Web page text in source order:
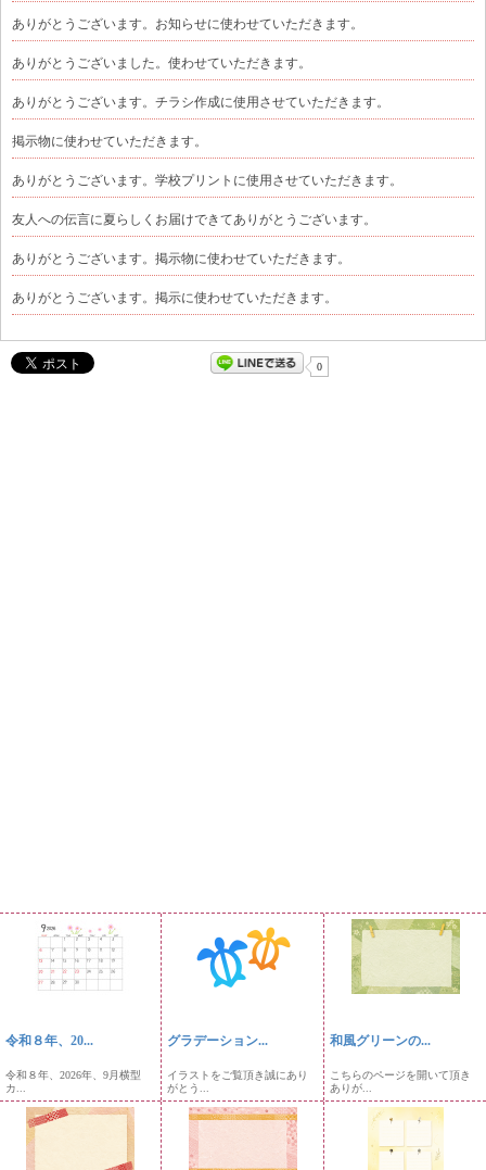
ありがとうございます。お知らせに使わせていただきます。
ありがとうございました。使わせていただきます。
ありがとうございます。チラシ作成に使用させていただきます。
掲示物に使わせていただきます。
ありがとうございます。学校プリントに使用させていただきます。
友人への伝言に夏らしくお届けできてありがとうございます。
ありがとうございます。掲示物に使わせていただきます。
ありがとうございます。掲示に使わせていただきます。
0
令和８年、20...
令和８年、2026年、9月横型
カ...
グラデーション...
イラストをご覧頂き誠にあり
がとう...
和風グリーンの...
こちらのページを開いて頂き
ありが...